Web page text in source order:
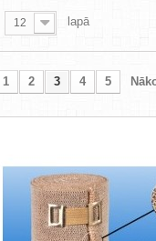
12 lapā
1 2 3 4 5